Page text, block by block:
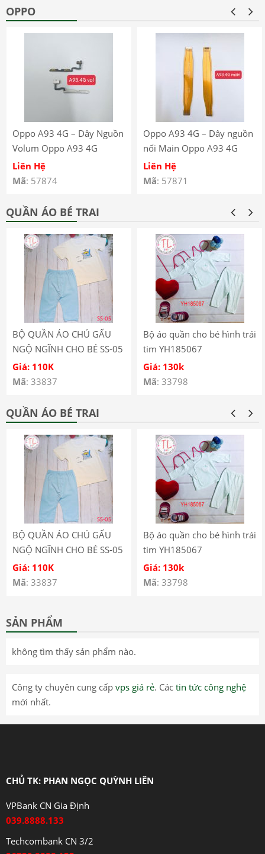
OPPO
Oppo A93 4G – Dây Nguồn
Volum Oppo A93 4G
CPH2121 CPH2123
Liên Hệ
Mã: 57874
Oppo A93 4G – Dây nguồn
nối Main Oppo A93 4G
CPH2121 CPH2123
Liên Hệ
Mã: 57871
QUẦN ÁO BÉ TRAI
BỘ QUẦN ÁO CHÚ GẤU
NGỘ NGĨNH CHO BÉ SS-05
Giá: 110K
Mã: 33837
Bộ áo quần cho bé hình trái
tim YH185067
Giá: 130k
Mã: 33798
QUẦN ÁO BÉ TRAI
BỘ QUẦN ÁO CHÚ GẤU
NGỘ NGĨNH CHO BÉ SS-05
Giá: 110K
Mã: 33837
Bộ áo quần cho bé hình trái
tim YH185067
Giá: 130k
Mã: 33798
SẢN PHẨM
không tìm thấy sản phẩm nào.
Công ty chuyên cung cấp vps giá rẻ. Các tin tức công nghệ
mới nhất.
CHỦ TK: PHAN NGỌC QUỲNH LIÊN
VPBank CN Gia Định
039.8888.133
Techcombank CN 3/2